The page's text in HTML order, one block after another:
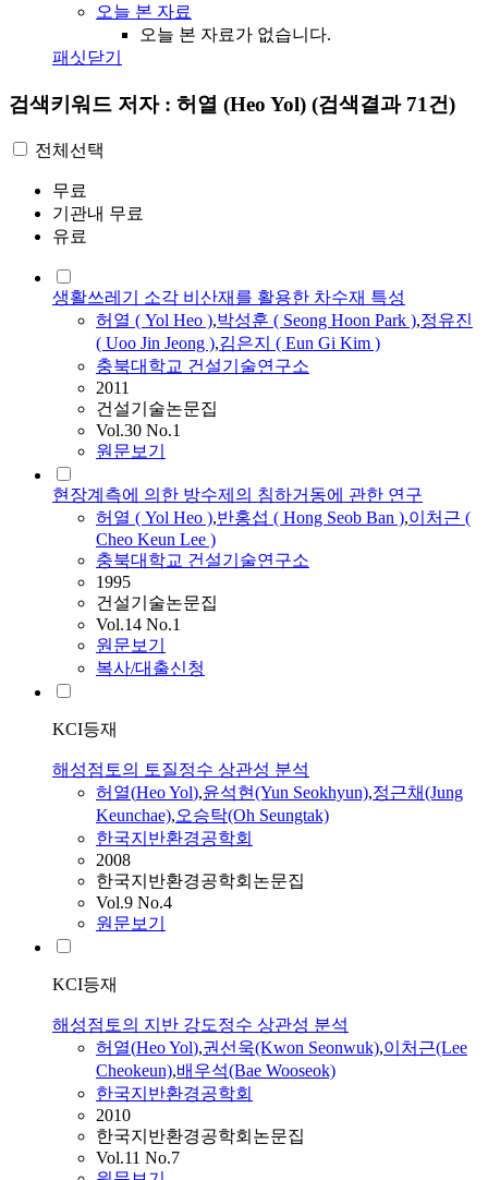
오늘 본 자료
오늘 본 자료가 없습니다.
패싯닫기
검색키워드 저자 : 허열 (Heo Yol) (검색결과 71건)
전체선택
무료
기관내 무료
유료
생활쓰레기 소각 비산재를 활용한 차수재 특성
허열 ( Yol Heo ),박성훈 ( Seong Hoon Park ),정유진
( Uoo Jin Jeong ),김은지 ( Eun Gi Kim )
충북대학교 건설기술연구소
2011
건설기술논문집
Vol.30 No.1
원문보기
현장계측에 의한 방수제의 침하거동에 관한 연구
허열 ( Yol Heo ),반홍섭 ( Hong Seob Ban ),이처근 (
Cheo Keun Lee )
충북대학교 건설기술연구소
1995
건설기술논문집
Vol.14 No.1
원문보기
복사/대출신청
KCI등재
해성점토의 토질정수 상관성 분석
허열(HeoYol),윤석현(Yun Seokhyun),정근채(Jung
Keunchae),오승탁(Oh Seungtak)
한국지반환경공학회
2008
한국지반환경공학회논문집
Vol.9 No.4
원문보기
KCI등재
해성점토의 지반 강도정수 상관성 분석
허열(HeoYol),권선욱(Kwon Seonwuk),이처근(Lee
Cheokeun),배우석(Bae Wooseok)
한국지반환경공학회
2010
한국지반환경공학회논문집
Vol.11 No.7